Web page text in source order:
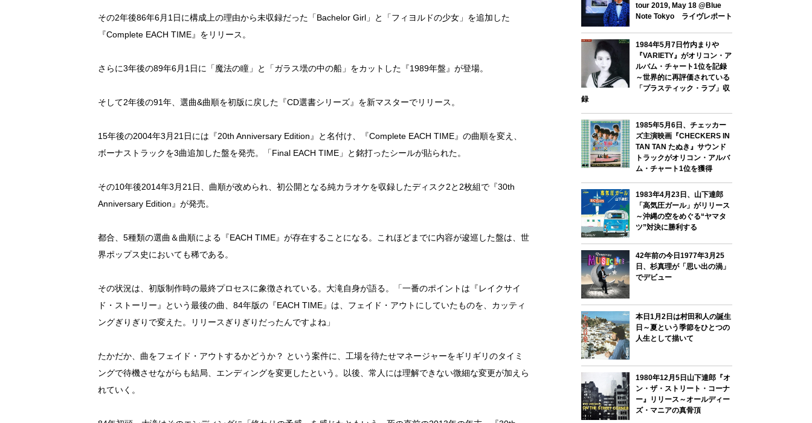
その2年後86年6月1日に構成上の理由から未収録だった「Bachelor Girl」と「フィヨルドの少女」を追加した
『Complete EACH TIME』をリリース。
さらに3年後の89年6月1日に「魔法の瞳」と「ガラス壜の中の船」をカットした『1989年盤』が登場。
そして2年後の91年、選曲&曲順を初版に戻した『CD選書シリーズ』を新マスターでリリース。
15年後の2004年3月21日には『20th Anniversary Edition』と名付け、『Complete EACH TIME』の曲順を変え、
ボーナストラックを3曲追加した盤を発売。「Final EACH TIME」と銘打ったシールが貼られた。
その10年後2014年3月21日、曲順が改められ、初公開となる純カラオケを収録したディスク2と2枚組で『30th
Anniversary Edition』が発売。
都合、5種類の選曲＆曲順による『EACH TIME』が存在することになる。これほどまでに内容が逡巡した盤は、世
界ポップス史においても稀である。
その状況は、初版制作時の最終プロセスに象徴されている。大滝自身が語る。「一番のポイントは『レイクサイ
ド・ストーリー』という最後の曲、84年版の『EACH TIME』は、フェイド・アウトにしていたものを、カッティ
ングぎりぎりで変えた。リリースぎりぎりだったんですよね」
たかだか、曲をフェイド・アウトするかどうか？ という案件に、工場を待たせマネージャーをギリギリのタイミ
ングで待機させながらも結局、エンディングを変更したという。以後、常人には理解できない微細な変更が加えら
れていく。
tour 2019, May 18 @Blue
Note Tokyo ライヴレポート
1984年5月7日竹内まりや
『VARIETY』がオリコン・ア
ルバム・チャート1位を記録
～世界的に再評価されている
「プラスティック・ラブ」収
録
1985年5月6日、チェッカー
ズ主演映画『CHECKERS IN
TAN TAN たぬき』サウンド
トラックがオリコン・アルバ
ム・チャート1位を獲得
1983年4月23日、山下達郎
「高気圧ガール」がリリース
～沖縄の空をめぐる“ヤマタ
ツ”対決に勝利する
42年前の今日1977年3月25
日、杉真理が「思い出の渦」
でデビュー
本日1月2日は村田和人の誕生
日～夏という季節をひとつの
人生として描いて
1980年12月5日山下達郎『オ
ン・ザ・ストリート・コーナ
ー』リリース～オールディー
ズ・マニアの真骨頂